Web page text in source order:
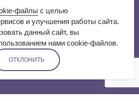
Вы даете свое согласие на
данных и соглашаетесь c политикой
Скадиум
файлы с целью
и улучшения работы сайта.
данный сайт, вы
нами cookie-файлов.
ОТКЛОНИТЬ